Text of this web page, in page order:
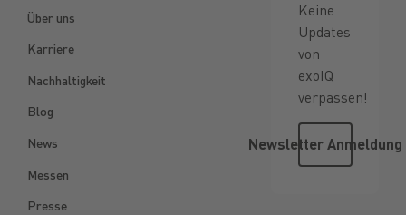
Über uns
Karriere
Nachhaltigkeit
Blog
News
Messen
Presse
Keine
Updates
von
exoIQ
verpassen!
Newsletter
Newsletter Anmeldung